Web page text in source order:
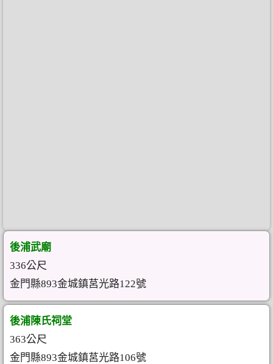
後浦武廟
336公尺
金門縣893金城鎮莒光路122號
後浦陳氏祠堂
363公尺
金門縣893金城鎮莒光路106號